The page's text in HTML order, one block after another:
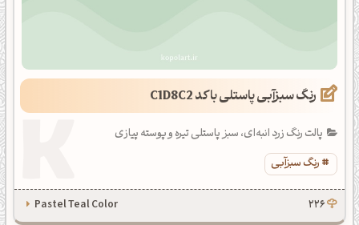
رنگ سبزآبی پاستلی با کد C1D8C2
پالت رنگ زرد انبه‌ای، سبز پاستلی تیره و پوسته پیازی
رنگ سبزآبی
226
Pastel Teal Color